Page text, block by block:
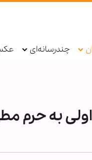
چندرسانه‌ای
زیارت اولی به